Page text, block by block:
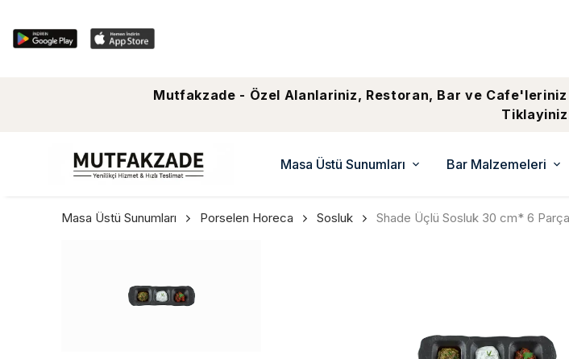
Mutfakzade - Özel Alanlariniz, Restoran, Bar ve
Masa Üstü Sunumları Bar Malzemeleri
Masa Üstü Sunumları Porselen Horeca Sosluk Shade Üçlü Sosluk 30 cm* 6 Parça